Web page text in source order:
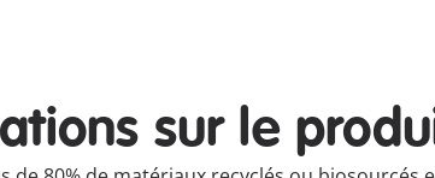
sur le